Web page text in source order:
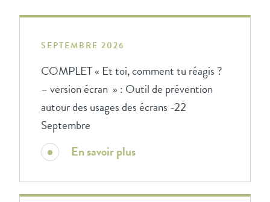
SEPTEMBRE 2026
COMPLET « Et toi, comment tu réagis ?
– version écran » : Outil de prévention
autour des usages des écrans -22
Septembre
En savoir plus